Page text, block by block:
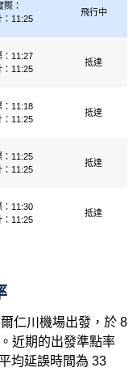
際：
：11:25
飛行中
：11:27
：11:25
抵達
：11:18
：11:25
抵達
：11:25
：11:25
抵達
：11:30
：11:25
抵達
仁川機場出發，於 8
近期的出發準點率
均延誤時間為 33